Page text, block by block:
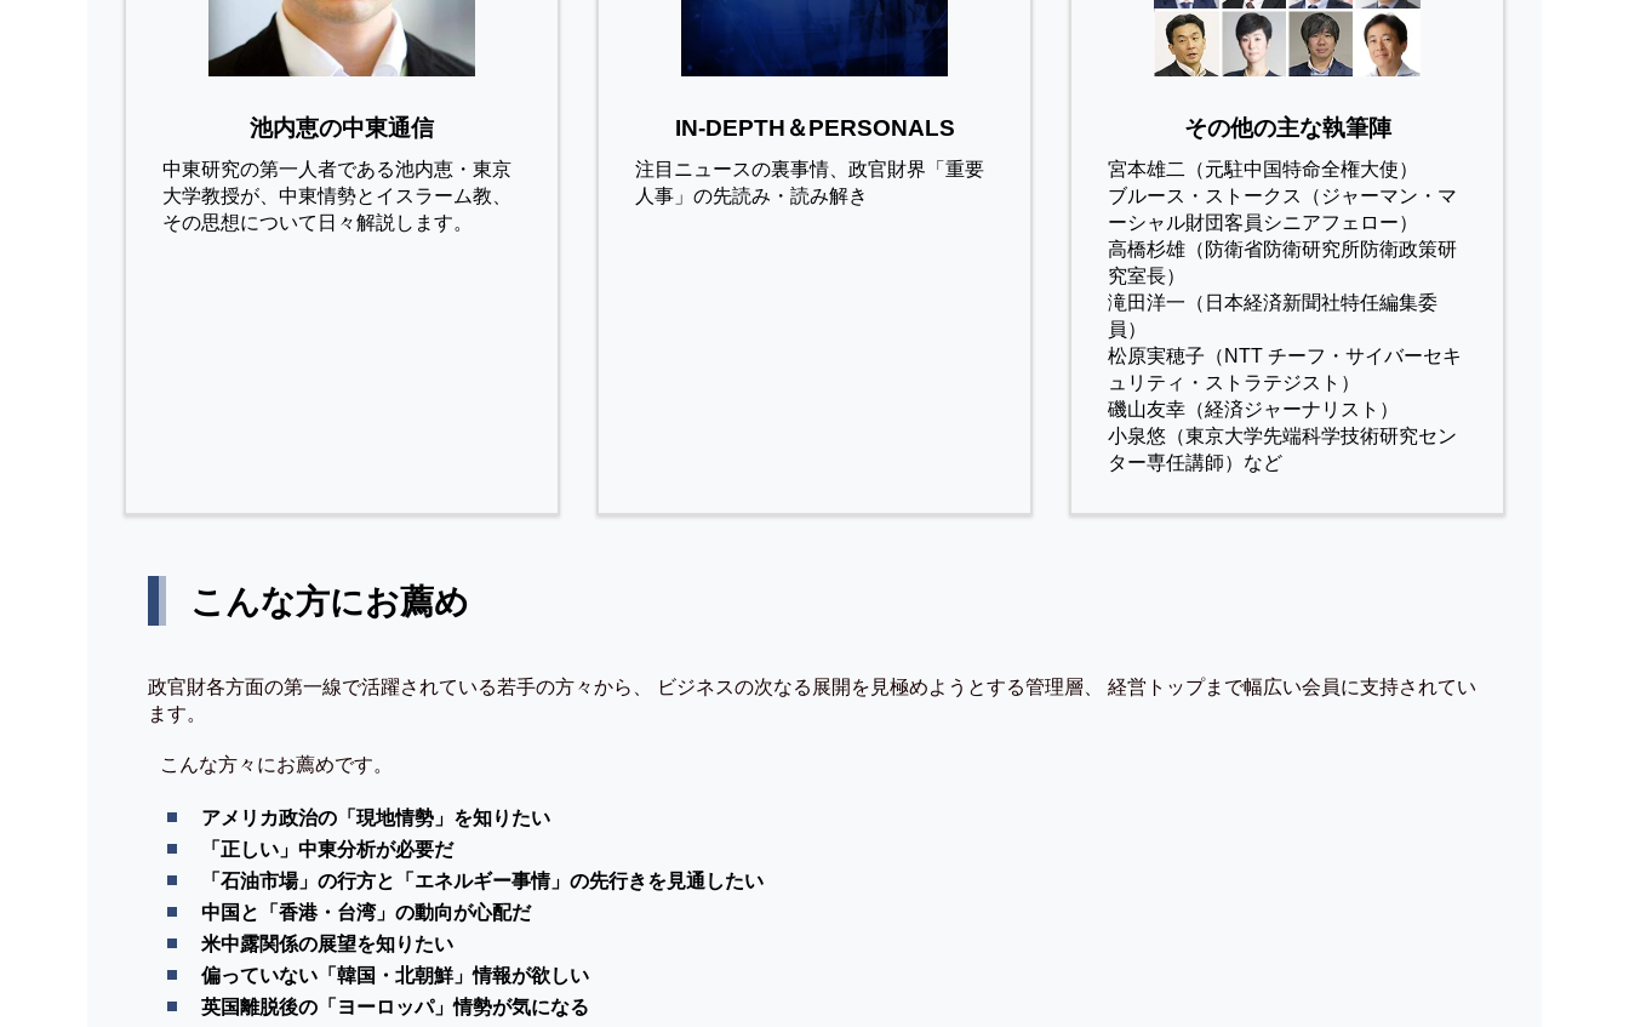
池内恵の中東通信
中東研究の第⼀⼈者である池内恵・東京
⼤学教授が、中東情勢とイスラーム教、
その思想について⽇々解説します。
IN-DEPTH＆PERSONALS
注目ニュースの裏事情、政官財界「重要
人事」の先読み・読み解き
その他の主な執筆陣
宮本雄二（元駐中国特命全権大使）
ブルース・ストークス（ジャーマン・マ
ーシャル財団客員シニアフェロー）
高橋杉雄（防衛省防衛研究所防衛政策研
究室長）
滝田洋一（日本経済新聞社特任編集委
員）
松原実穂子（NTT チーフ・サイバーセキ
ュリティ・ストラテジスト）
磯山友幸（経済ジャーナリスト）
小泉悠（東京大学先端科学技術研究セン
ター専任講師）など
こんな方にお薦め
政官財各方面の第一線で活躍されている若手の方々から、 ビジネスの次なる展開を見極めようとする管理層、 経営トップまで幅広い会員に支持されてい
ます。
こんな方々にお薦めです。
アメリカ政治の「現地情勢」を知りたい
「正しい」中東分析が必要だ
「石油市場」の行方と「エネルギー事情」の先行きを見通したい
中国と「香港・台湾」の動向が心配だ
米中露関係の展望を知りたい
偏っていない「韓国・北朝鮮」情報が欲しい
英国離脱後の「ヨーロッパ」情勢が気になる